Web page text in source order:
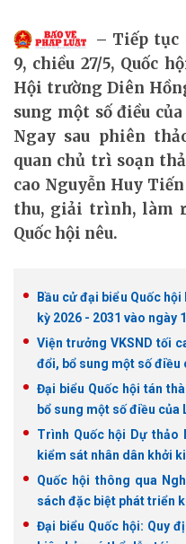
Tiếp
9, chiều 27/5, Quốc
Hội trường Diên
sung một số điều
Ngay sau phiên
quan chủ trì soạn
cao Nguyễn Huy
thu, giải trình, làm
Quốc hội nêu.
Bầu cử đại biểu Quốc
kỳ 2026 - 2031 vào ngày
Viện trưởng VKSND tối
đổi, bổ sung một số điều
Đại biểu Quốc hội tán
bổ sung một số điều của
Trình Quốc hội Dự thảo
kiểm sát nhân dân khởi
Quốc hội thông qua
sách đặc biệt phát triển
Đại biểu Quốc hội: Quy